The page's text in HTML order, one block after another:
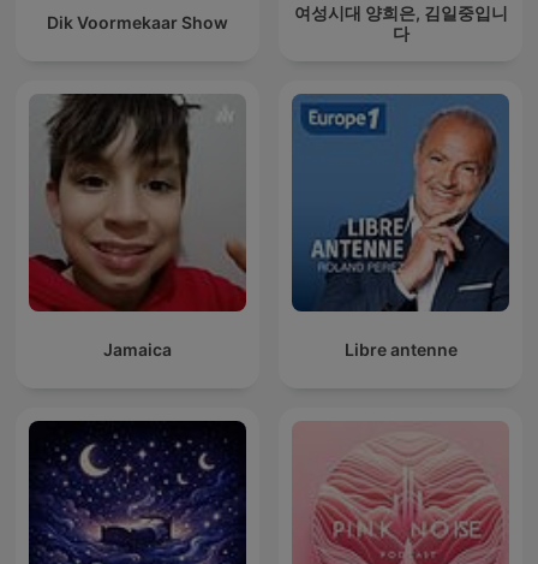
Dik Voormekaar Show
여성시대 양희은, 김일중입니
다
Jamaica Libre antenne